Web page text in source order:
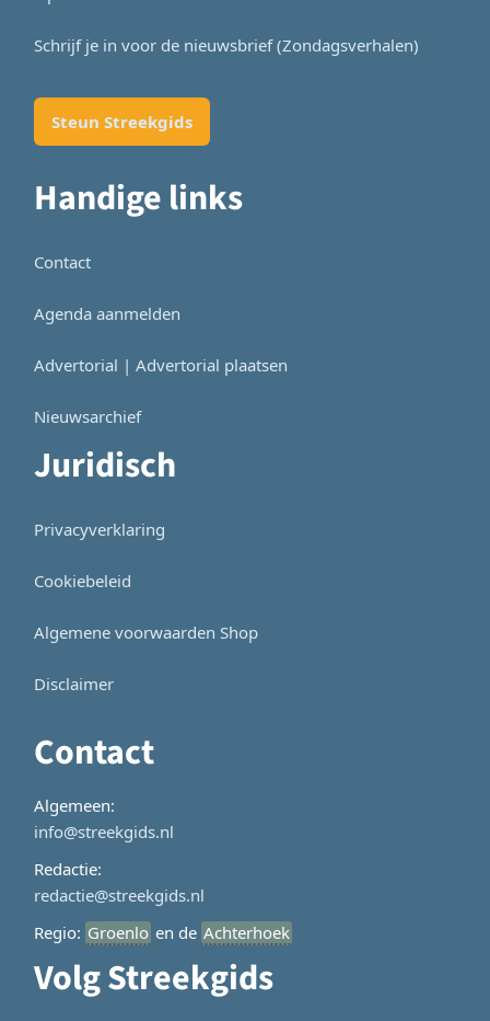
Schrijf je in voor de nieuwsbrief (Zondagsverhalen)
Steun Streekgids
Handige links
Contact
Agenda aanmelden
Advertorial | Advertorial plaatsen
Nieuwsarchief
Juridisch
Privacyverklaring
Cookiebeleid
Algemene voorwaarden Shop
Disclaimer
Contact
Algemeen:
info@streekgids.nl
Redactie:
redactie@streekgids.nl
Regio: Groenlo en de Achterhoek
Volg Streekgids